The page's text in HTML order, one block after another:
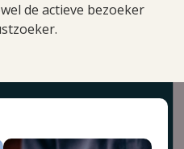
de actieve bezoeker